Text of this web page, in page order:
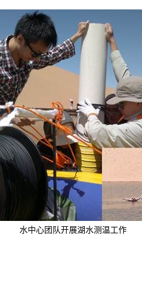
水中心团队开展湖水测温工作